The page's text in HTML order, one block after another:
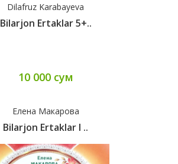
Dilafruz Karabayeva
Bilarjon Ertaklar 5+..
10 000 сум
Елена Макарова
Bilarjon Ertaklar I ..